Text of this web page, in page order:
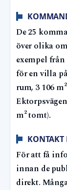
De 25
över olika
exempel
för en villa
rum, 3 106
m² tomt).
KONTAKT
För att få
innan de
direkt.